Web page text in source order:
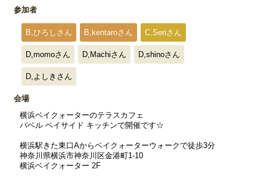
参加者
B,ひろしさん B,kentaroさん C,Seriさん
D,momoさん D,Machiさん D,shinoさん
D,よしきさん
会場
横浜ベイクォーターのテラスカフェ
バベル ベイサイド キッチンで開催です☆
横浜駅きた東口Aからベイクォーターウォークで徒歩3分
神奈川県横浜市神奈川区金港町1-10
横浜ベイクォーター 2F